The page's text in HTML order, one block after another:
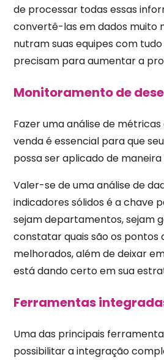
de processar todas essas
convertê-las em dados muito
nutram suas equipes com tudo
precisam para aumentar a
Monitoramento de
Fazer uma análise de métricas
venda é essencial para que
possa ser aplicado de
Valer-se de uma análise de
indicadores sólidos é a chave
sejam departamentos, sejam
constatar quais são os pontos
melhorados, além de deixar
está dando certo em sua
Ferramentas
Uma das principais
possibilitar a integração